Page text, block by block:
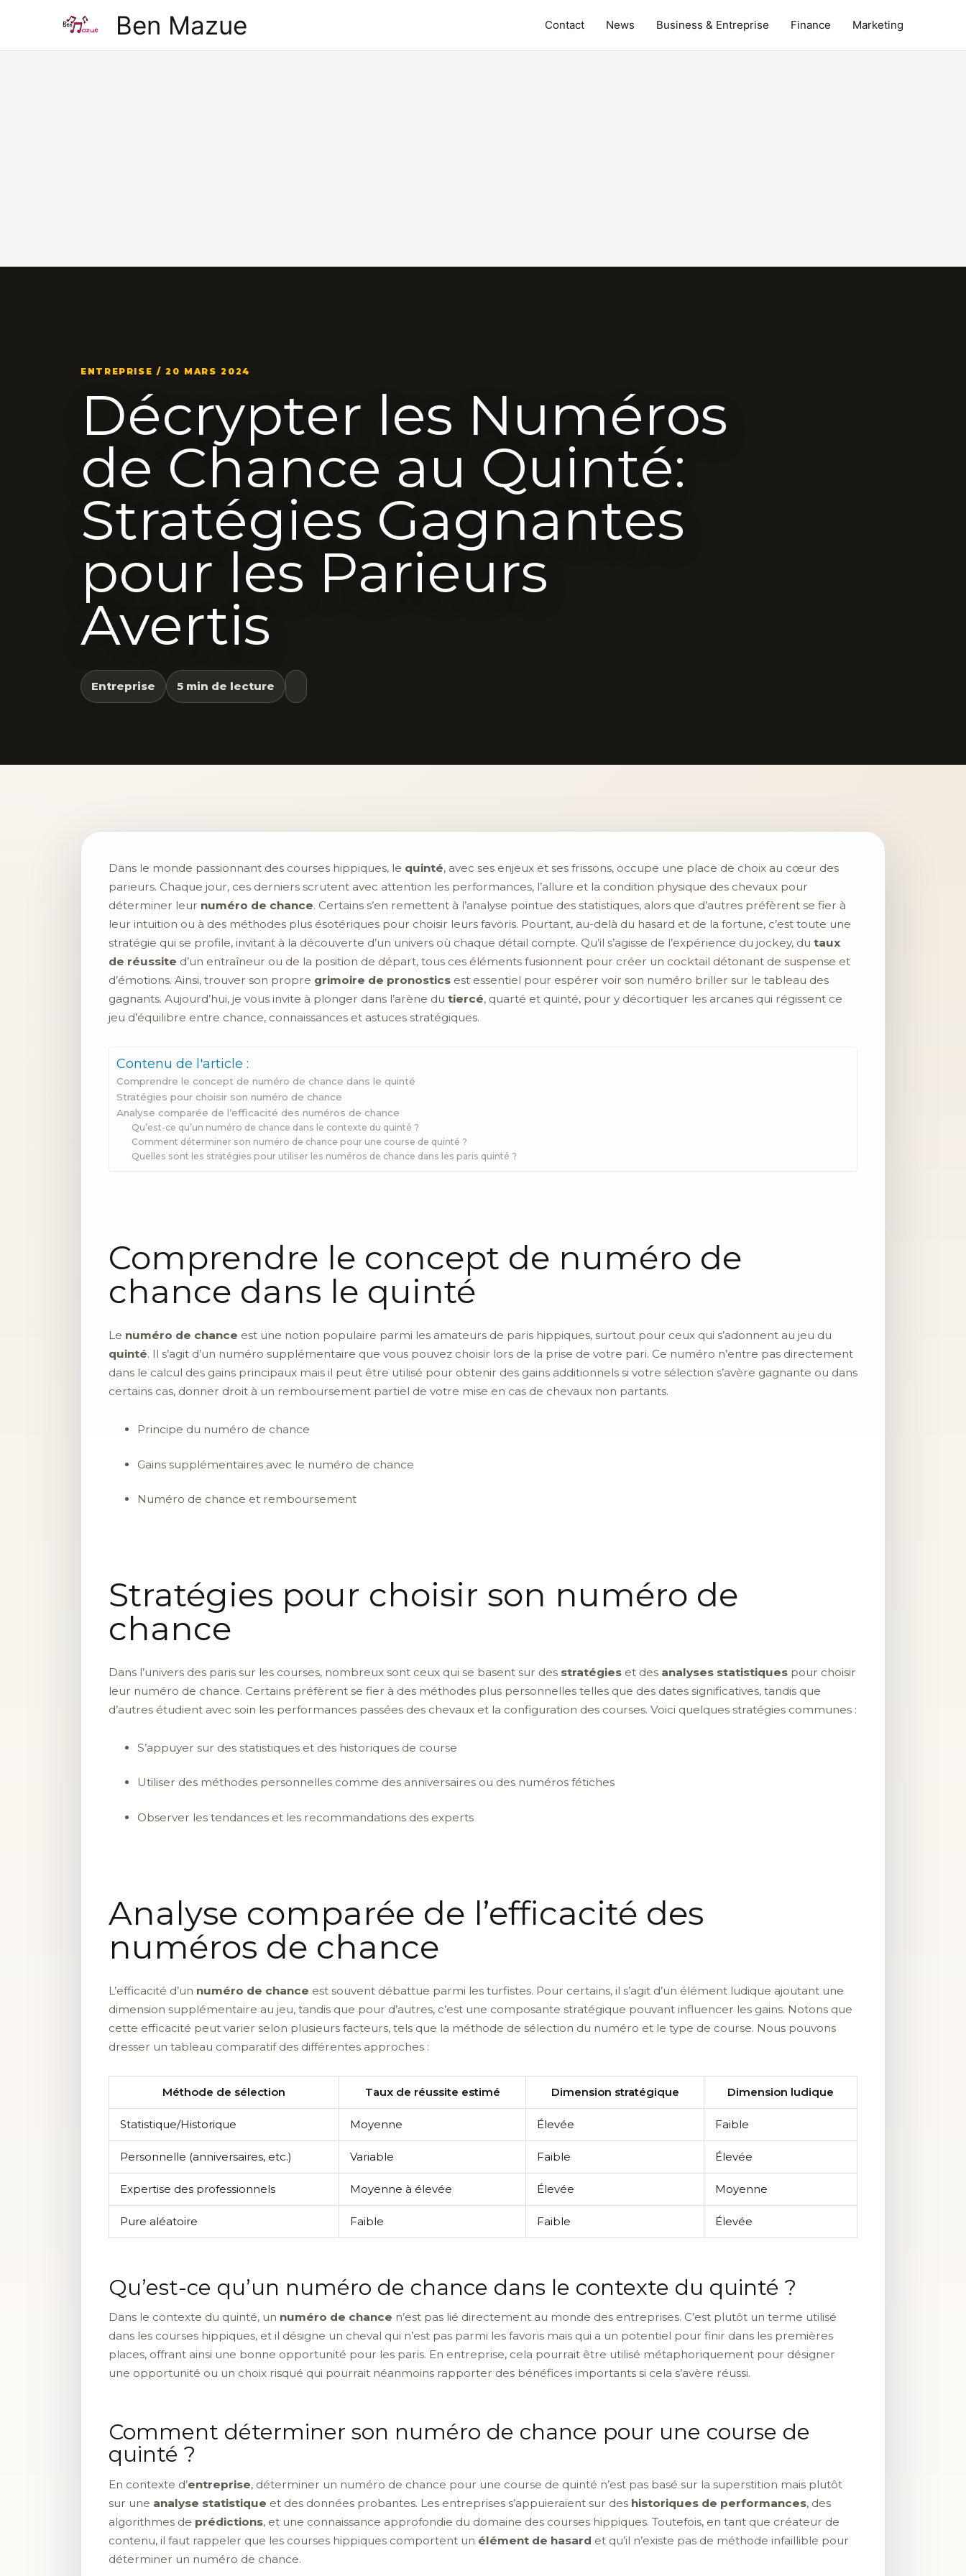
Ben Mazue Contact News Business & Entreprise Finance Marketing
ENTREPRISE / 20 MARS 2024
Décrypter les Numéros
de Chance au Quinté:
Stratégies Gagnantes
pour les Parieurs
Avertis
Entreprise 5 min de lecture
Dans le monde passionnant des courses hippiques, le quinté, avec ses enjeux et ses frissons, occupe une place de choix au cœur des
parieurs. Chaque jour, ces derniers scrutent avec attention les performances, l’allure et la condition physique des chevaux pour
déterminer leur numéro de chance. Certains s’en remettent à l’analyse pointue des statistiques, alors que d’autres préfèrent se fier à
leur intuition ou à des méthodes plus ésotériques pour choisir leurs favoris. Pourtant, au-delà du hasard et de la fortune, c’est toute une
stratégie qui se profile, invitant à la découverte d’un univers où chaque détail compte. Qu’il s’agisse de l’expérience du jockey, du taux
de réussite d’un entraîneur ou de la position de départ, tous ces éléments fusionnent pour créer un cocktail détonant de suspense et
d’émotions. Ainsi, trouver son propre grimoire de pronostics est essentiel pour espérer voir son numéro briller sur le tableau des
gagnants. Aujourd’hui, je vous invite à plonger dans l’arène du tiercé, quarté et quinté, pour y décortiquer les arcanes qui régissent ce
jeu d’équilibre entre chance, connaissances et astuces stratégiques.
Contenu de l'article :
Comprendre le concept de numéro de chance dans le quinté
Stratégies pour choisir son numéro de chance
Analyse comparée de l’efficacité des numéros de chance
Qu’est-ce qu’un numéro de chance dans le contexte du quinté ?
Comment déterminer son numéro de chance pour une course de quinté ?
Quelles sont les stratégies pour utiliser les numéros de chance dans les paris quinté ?
Comprendre le concept de numéro de
chance dans le quinté
Le numéro de chance est une notion populaire parmi les amateurs de paris hippiques, surtout pour ceux qui s’adonnent au jeu du
quinté. Il s’agit d’un numéro supplémentaire que vous pouvez choisir lors de la prise de votre pari. Ce numéro n’entre pas directement
dans le calcul des gains principaux mais il peut être utilisé pour obtenir des gains additionnels si votre sélection s’avère gagnante ou dans
certains cas, donner droit à un remboursement partiel de votre mise en cas de chevaux non partants.
Principe du numéro de chance
Gains supplémentaires avec le numéro de chance
Numéro de chance et remboursement
Stratégies pour choisir son numéro de
chance
Dans l’univers des paris sur les courses, nombreux sont ceux qui se basent sur des stratégies et des analyses statistiques pour choisir
leur numéro de chance. Certains préfèrent se fier à des méthodes plus personnelles telles que des dates significatives, tandis que
d’autres étudient avec soin les performances passées des chevaux et la configuration des courses. Voici quelques stratégies communes :
S’appuyer sur des statistiques et des historiques de course
Utiliser des méthodes personnelles comme des anniversaires ou des numéros fétiches
Observer les tendances et les recommandations des experts
Analyse comparée de l’efficacité des
numéros de chance
L’efficacité d’un numéro de chance est souvent débattue parmi les turfistes. Pour certains, il s’agit d’un élément ludique ajoutant une
dimension supplémentaire au jeu, tandis que pour d’autres, c’est une composante stratégique pouvant influencer les gains. Notons que
cette efficacité peut varier selon plusieurs facteurs, tels que la méthode de sélection du numéro et le type de course. Nous pouvons
dresser un tableau comparatif des différentes approches :
Méthode de sélection Taux de réussite estimé Dimension stratégique Dimension ludique
Statistique/Historique Moyenne Élevée Faible
Personnelle (anniversaires, etc.) Variable Faible Élevée
Expertise des professionnels Moyenne à élevée Élevée Moyenne
Pure aléatoire Faible Faible Élevée
Qu’est-ce qu’un numéro de chance dans le contexte du quinté ?
Dans le contexte du quinté, un numéro de chance n’est pas lié directement au monde des entreprises. C’est plutôt un terme utilisé
dans les courses hippiques, et il désigne un cheval qui n’est pas parmi les favoris mais qui a un potentiel pour finir dans les premières
places, offrant ainsi une bonne opportunité pour les paris. En entreprise, cela pourrait être utilisé métaphoriquement pour désigner
une opportunité ou un choix risqué qui pourrait néanmoins rapporter des bénéfices importants si cela s’avère réussi.
Comment déterminer son numéro de chance pour une course de
quinté ?
En contexte d’entreprise, déterminer un numéro de chance pour une course de quinté n’est pas basé sur la superstition mais plutôt
sur une analyse statistique et des données probantes. Les entreprises s’appuieraient sur des historiques de performances, des
algorithmes de prédictions, et une connaissance approfondie du domaine des courses hippiques. Toutefois, en tant que créateur de
contenu, il faut rappeler que les courses hippiques comportent un élément de hasard et qu’il n’existe pas de méthode infaillible pour
déterminer un numéro de chance.